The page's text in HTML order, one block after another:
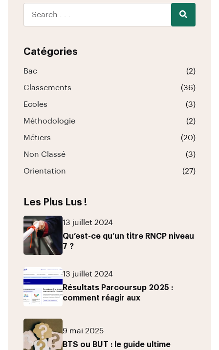
Catégories
Bac (2)
Classements (36)
Ecoles (3)
Méthodologie (2)
Métiers (20)
Non Classé (3)
Orientation (27)
Les Plus Lus !
13 juillet 2024
Qu’est-ce qu’un titre RNCP niveau
7 ?
13 juillet 2024
Résultats Parcoursup 2025 :
comment réagir aux
9 mai 2025
BTS ou BUT : le guide ultime